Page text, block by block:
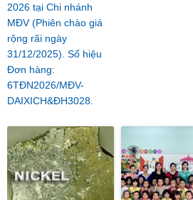
2026 tại Chi nhánh
MĐV (Phiên chào giá
rộng rãi ngày
31/12/2025). Số hiệu
Đơn hàng:
6TĐN2026/MĐV-
DAIXICH&ĐH3028.